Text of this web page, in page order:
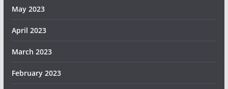
May 2023
April 2023
March 2023
February 2023